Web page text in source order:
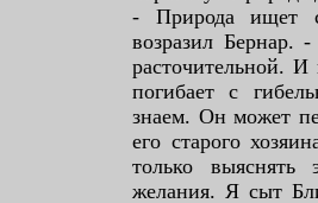
- Природа ищет
возразил Бернар.
расточительной. И
погибает с
знаем. Он может
его старого
только
желания. Я сыт